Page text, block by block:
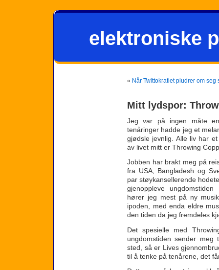
elektroniske
« Når Twittokratiet pludrer om seg
Mitt lydspor:
Jeg var på ingen måte
tenåringer hadde jeg et
gjødsle jevnlig. Alle liv har
av livet mitt er Throwing
Jobben har brakt meg på
fra USA, Bangladesh og
par støykansellerende
gjenoppleve
hører jeg mest på ny
ipoden, med enda eldre
den tiden da jeg fremdeles
Det spesielle med
ungdomstiden sender
sted, så er Lives
til å tenke på tenårene, det